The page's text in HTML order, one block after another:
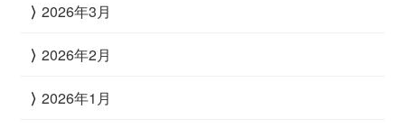
2026年3月
2026年2月
2026年1月